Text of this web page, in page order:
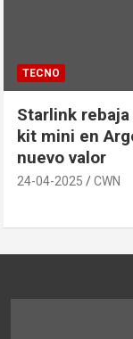
TECNO
Starlink
kit mini en
nuevo valor
24-04-2025 CWN